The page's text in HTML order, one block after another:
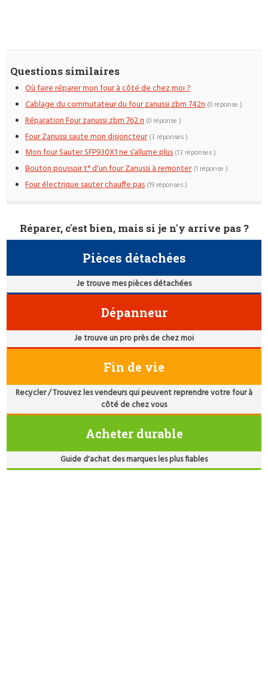
Questions similaires
Où faire réparer mon four à côté de chez moi ?
Cablage du commutateur du four zanussi zbm 742n (0 réponse )
Réparation Four zanussi zbm 762 n (0 réponse )
Four Zanussi saute mon disjoncteur (3 réponses )
Mon four Sauter SFP930X1 ne s’allume plus (13 réponses )
Bouton poussoir t° d'un four Zanussi à remonter (1 réponse )
Four électrique sauter chauffe pas (19 réponses )
Réparer, c'est bien, mais si je n'y arrive pas ?
Pièces détachées
Je trouve mes pièces détachées
Dépanneur
Je trouve un pro près de chez moi
Fin de vie
Recycler / Trouvez les vendeurs qui peuvent reprendre votre four à
côté de chez vous
Acheter durable
Guide d'achat des marques les plus fiables